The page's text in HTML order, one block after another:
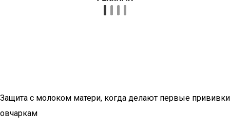
Защита с молоком матери, когда делают первые прививки
овчаркам